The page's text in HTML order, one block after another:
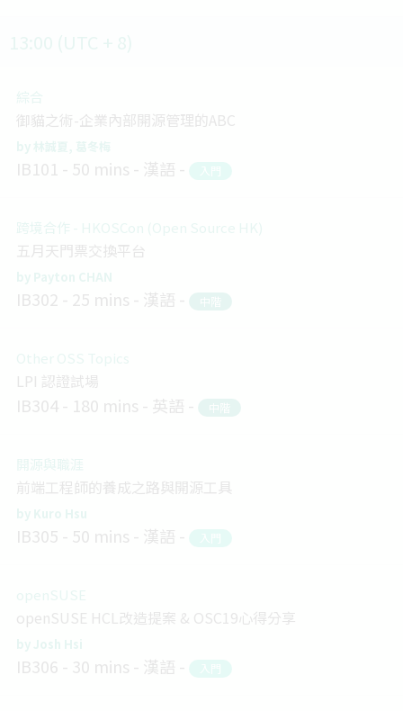
綜合
御貓之術-企業內部開源管理的ABC
林誠夏 葛冬梅
IB101 50 mins 漢語 入門
跨境合作 - HKOSCon (Open Source HK)
五月天門票交換平台
Payton CHAN
IB302 25 mins 漢語 中階
Other OSS Topics
LPI 認證試場
IB304 180 mins 英語 中階
開源與職涯
前端工程師的養成之路與開源工具
Kuro Hsu
IB305 50 mins 漢語 入門
openSUSE
openSUSE HCL改造提案 & OSC19心得分享
Josh Hsi
IB306 30 mins 漢語 入門